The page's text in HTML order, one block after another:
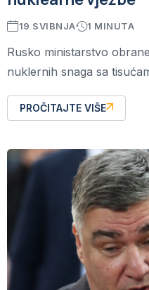
19 SVIBNJA 1 MINUTA
Rusko ministarstvo
nuklernih snaga sa
PROČITAJTE VIŠE